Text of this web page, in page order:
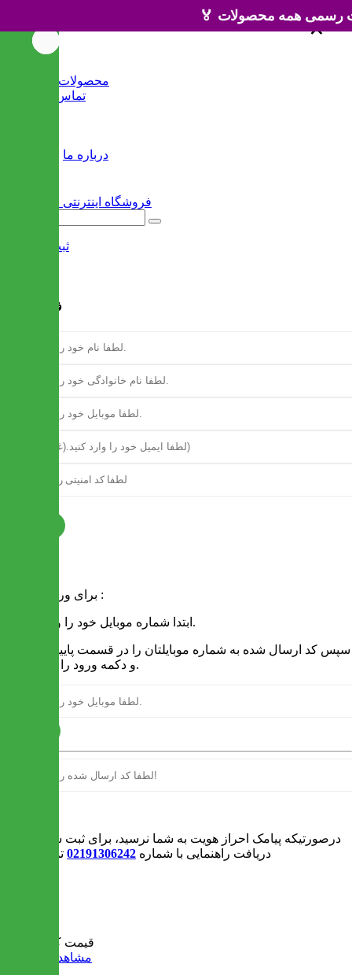
محصولات جدید
تماس با ما
درباره ما
ثبت نام
فرم ثبت نام
برای ورود به سایت :
1 - ابتدا شماره موبایل خود را وارد کنید.
و دکمه ورود را انتخاب کنید.
درصورتیکه پیامک احراز هویت به شما نرسید، برای ثبت سفارش و یا
دریافت راهنمایی با شماره 02191306242 تماس بگیرید
قیمت کل:
مشاهده سبد خرید
×
×